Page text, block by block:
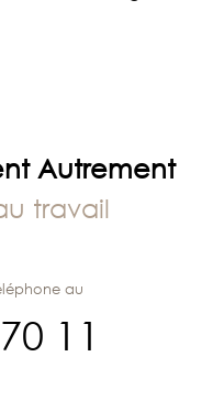
Autrement
travail
11
au